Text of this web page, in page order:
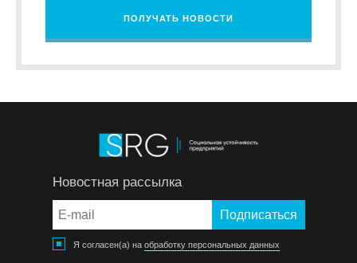
ПОЛУЧАТЬ НОВОСТИ
Новостная рассылка
Я согласен(а) на обработку персональных данных